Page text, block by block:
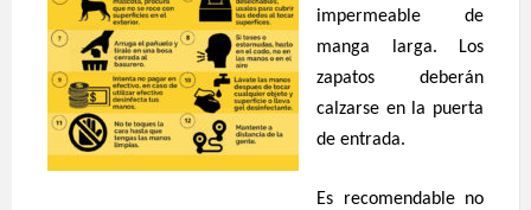
impermeable de
manga larga. Los
zapatos deberán
calzarse en la puerta
de entrada.
Es recomendable no